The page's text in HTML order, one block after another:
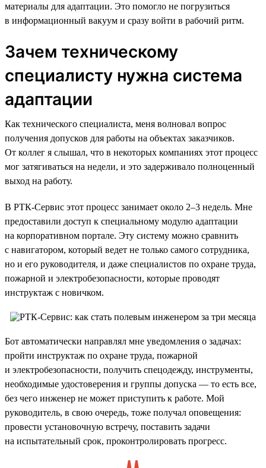
материалы для адаптации. Это помогло не погрузиться
в информационный вакуум и сразу войти в рабочий ритм.
Зачем техническому
специалисту нужна система
адаптации
Как технического специалиста, меня волновал вопрос
получения допусков для работы на объектах заказчиков.
От коллег я слышал, что в некоторых компаниях этот процесс
мог затягиваться на недели, и это задерживало полноценный
выход на работу.
В РТК-Сервис этот процесс занимает около 2–3 недель. Мне
предоставили доступ к специальному модулю адаптации
на корпоративном портале. Эту систему можно сравнить
с навигатором, который ведет не только самого сотрудника,
но и его руководителя, и даже специалистов по охране труда,
пожарной и электробезопасности, которые проводят
инструктаж с новичком.
Бот автоматически направлял мне уведомления о задачах:
пройти инструктаж по охране труда, пожарной
и электробезопасности, получить спецодежду, инструменты,
необходимые удостоверения и группы допуска — то есть все,
без чего инженер не может приступить к работе. Мой
руководитель, в свою очередь, тоже получал оповещения:
провести установочную встречу, поставить задачи
на испытательный срок, проконтролировать прогресс.